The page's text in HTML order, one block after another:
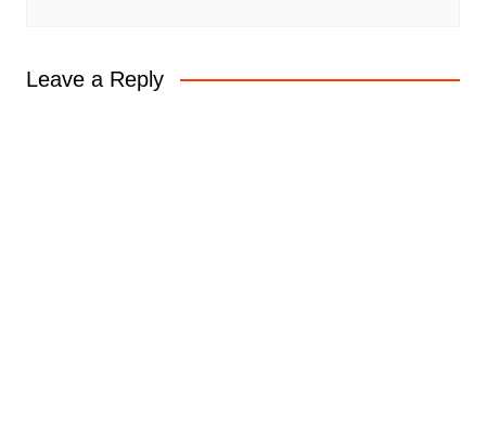
Leave a Reply